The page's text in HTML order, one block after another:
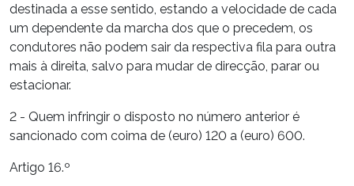
destinada a esse sentido, estando a velocidade de cada
um dependente da marcha dos que o precedem, os
condutores não podem sair da respectiva fila para outra
mais à direita, salvo para mudar de direcção, parar ou
estacionar.
2 - Quem infringir o disposto no número anterior é
sancionado com coima de (euro) 120 a (euro) 600.
Artigo 16.º